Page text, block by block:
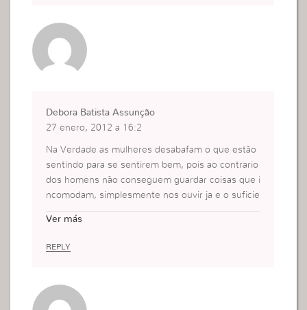
Debora Batista Assunção
27 enero, 2012 a 16:2
Na Verdade as mulheres desabafam o que estão
sentindo para se sentirem bem, pois ao contrario
dos homens não conseguem guardar coisas que i
ncomodam, simplesmente nos ouvir ja e o suficie
o protetor. Acho que quando uma mulher e de D
eus ela não usa essa influencia para satisfazer se
Ver más
REPLY